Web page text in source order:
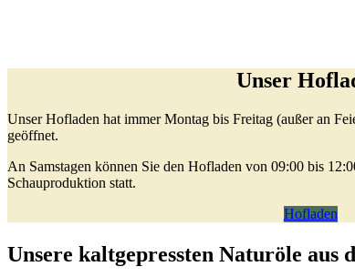
Unser
Unser Hofladen hat immer Montag bis Freitag (außer an
geöffnet.
An Samstagen können Sie den Hofladen von 09:00 bis
Schauproduktion statt.
Hofladen
Unsere kaltgepressten Naturöle aus